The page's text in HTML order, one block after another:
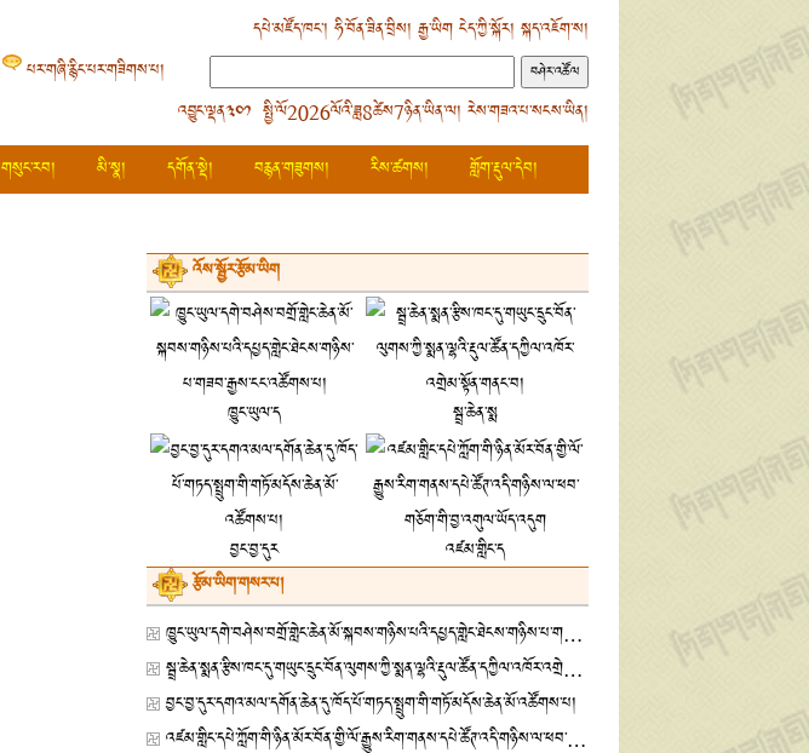
དཔེ་མཛོད་ཁང་། ཧི་བོན་ཟིན་བྲིས། རྒྱ་ཡིགངེད་ཀྱི་སྐོར། སྐད་འཇོག་ས།
པར་གཞི་རྙིང་པར་གཟིགས་པ།
འབྱུང་ལྡན༣༠༡ སྤྱི་ལོ2026ལོའི་ཟླ8ཚེས7ཉིན་ཡིན་ལ། རེས་གཟའ་པ་སངས་ཡིན།
གསུང་རབ། མི་སྣ། དགོན་སྡེ། བརྙན་གཟུགས། རིས་ཚགས།
གློག་རྡུལ་དེབ།
འོས་སྦྱོར་རྩོམ་ཡིག
ཁྱུང་ཡུལ་ད སྦྲ་ཆེན་སྨ
བྱང་བྱ་དུར
འཛམ་གླིང་ད
རྩོམ་ཡིག་གསར་པ།
ཁྱུང་ཡུལ་དགེ་བཤེས་བགྲོ་གླེང་ཆེན་མོ་སྐབས་གཉིས་པའི་དཔྱད་གླེང་ཐེངས་གཉིས་པ་གཟབ་རྒྱས་ངང་འཚོགས་པ།
སྦྲ་ཆེན་སྨན་རྩིས་ཁང་དུ་གཡུང་དྲུང་བོན་ལུགས་ཀྱི་སྨན་ལྷའི་རྡུལ་ཚོན་དཀྱིལ་འཁོར་འགྲེམ་སྟོན་གནང་བ།
བྱང་བྱ་དུར་དགའ་མལ་དགོན་ཆེན་དུ་ཁོད་པོ་གཏད་སྤྲུག་གི་གཏོ་མདོས་ཆེན་མོ་འཚོགས་པ།
འཛམ་གླིང་དཔེ་ཀློག་གི་ཉིན་མོར་བོན་གྱི་ལོ་རྒྱུས་རིག་གནས་དཔེ་ཚོཊ་འདི་གཉིས་ལ་ཕབ་གཅོག་གི་བྱ་འགུལ་ཡོད་འདུག